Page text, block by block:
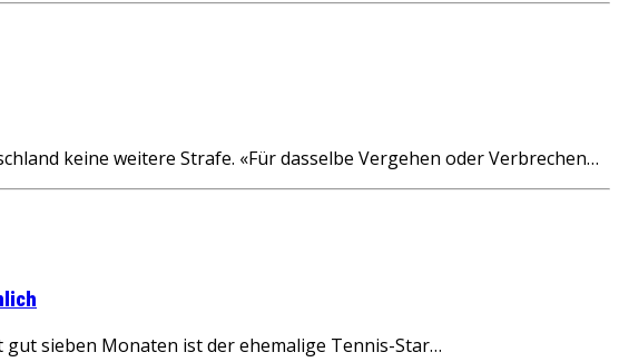
keine weitere Strafe. «Für dasselbe Vergehen oder Verbrechen…
gut sieben Monaten ist der ehemalige Tennis-Star…